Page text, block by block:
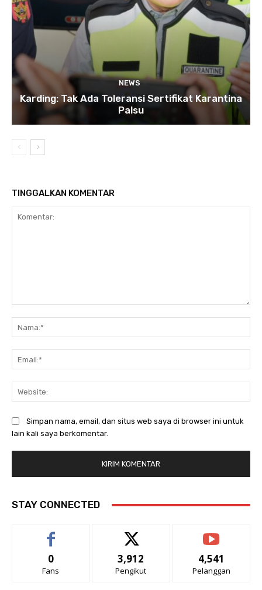
NEWS
Karding: Tak Ada Toleransi Sertifikat Karantina
Palsu
TINGGALKAN KOMENTAR
Simpan nama, email, dan situs web saya di browser ini untuk
lain kali saya berkomentar.
STAY CONNECTED
0
Fans
3,912
Pengikut
4,541
Pelanggan